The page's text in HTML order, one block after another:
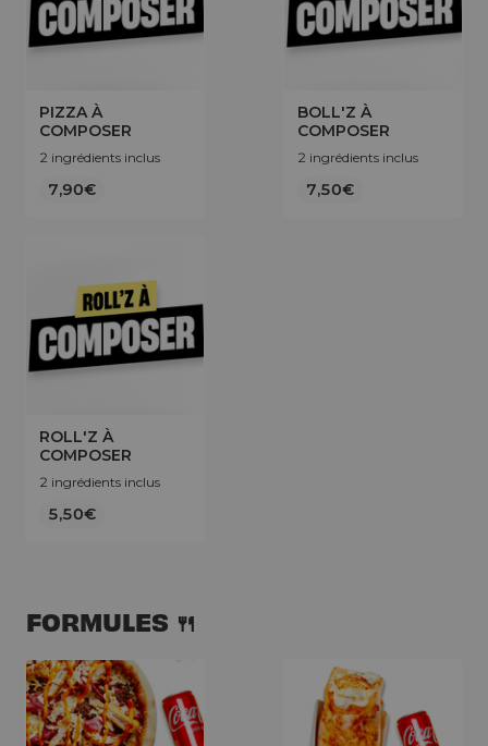
PIZZA À
COMPOSER
2 ingrédients inclus
7,90€
BOLL'Z À
COMPOSER
2 ingrédients inclus
7,50€
ROLL'Z À
COMPOSER
2 ingrédients inclus
5,50€
FORMULES 🍴